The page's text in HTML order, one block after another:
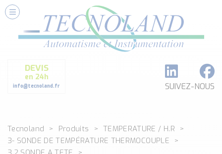
DEVIS
en 24h
info@tecnoland.fr SUIVEZ-NOUS
Nos Services
Conseils et Fourniture
Formation et Assistance
Architecture I-O Link multi fabricants
Classé par catégorie
DEBIT
Tecnoland Produits
TEMPERATURE / H.R
3- SONDE DE TEMPÉRATURE THERMOCOUPLE